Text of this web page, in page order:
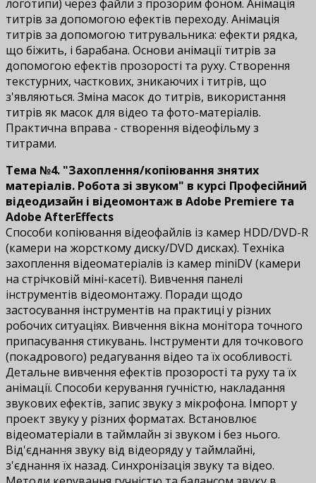
логотипи) через файли з прозорим фоном. Анімація
титрів за допомогою ефектів переходу. Анімація
титрів за допомогою титрувальника: ефекти рядка,
що біжить, і барабана. Основи анімації титрів за
допомогою ефектів прозорості та руху. Створення
текстурних, часткових, зникаючих і титрів, що
з'являються. Зміна масок до титрів, використання
титрів як масок для відео та фото-матеріалів.
Практична вправа - створення відеофільму з
титрами.
Тема №4. "Захоплення/копіювання знятих
матеріалів. Робота зі звуком" в курсі Професійний
відеодизайн і відеомонтаж в Adobe Premiere та
Adobe AfterEffects
Способи копіювання відеофайлів із камер HDD/DVD-R
(камери на жорсткому диску/DVD дисках). Техніка
захоплення відеоматеріалів із камер miniDV (камери
на стрічковій міні-касеті). Вивчення панелі
інструментів відеомонтажу. Поради щодо
застосування інструментів на практиці у різних
робочих ситуаціях. Вивчення вікна монітора точного
припасування стикувань. Інструменти для точкового
(покадрового) редагування відео та їх особливості.
Детальне вивчення ефектів прозорості та руху та їх
анімації. Способи керування гучністю, накладання
звукових ефектів, запис звуку з мікрофона. Імпорт у
проект звуку у різних форматах. Встановлює
відеоматеріали в таймлайн зі звуком і без нього.
Від'єднання звуку від відеоряду у таймлайні,
з'єднання їх назад. Синхронізація звуку та відео.